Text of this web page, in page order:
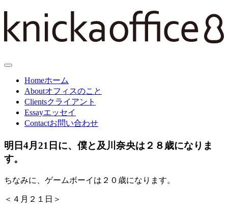
Homeホーム
Aboutオフィスのこと
Clientsクライアント
Essayエッセイ
Contactお問い合わせ
明日4月21日に、僕と及川奈央は２８歳になりま
す。
ちなみに、ゲームボーイは２０歳になります。
＜４月２１日＞